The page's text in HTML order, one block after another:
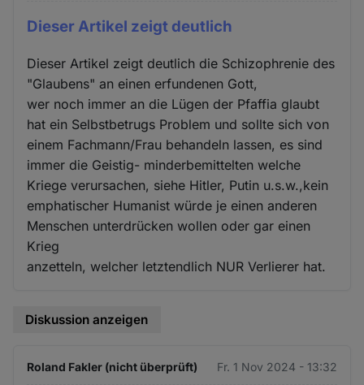
Dieser Artikel zeigt deutlich
Dieser Artikel zeigt deutlich die Schizophrenie des
"Glaubens" an einen erfundenen Gott,
wer noch immer an die Lügen der Pfaffia glaubt
hat ein Selbstbetrugs Problem und sollte sich von
einem Fachmann/Frau behandeln lassen, es sind
immer die Geistig- minderbemittelten welche
Kriege verursachen, siehe Hitler, Putin u.s.w.,kein
emphatischer Humanist würde je einen anderen
Menschen unterdrücken wollen oder gar einen
Krieg
anzetteln, welcher letztendlich NUR Verlierer hat.
Diskussion anzeigen
Roland Fakler (nicht überprüft) Fr. 1 Nov 2024 - 13:32